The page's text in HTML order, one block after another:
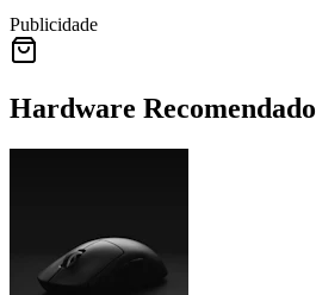
Publicidade
Hardware Recomendado